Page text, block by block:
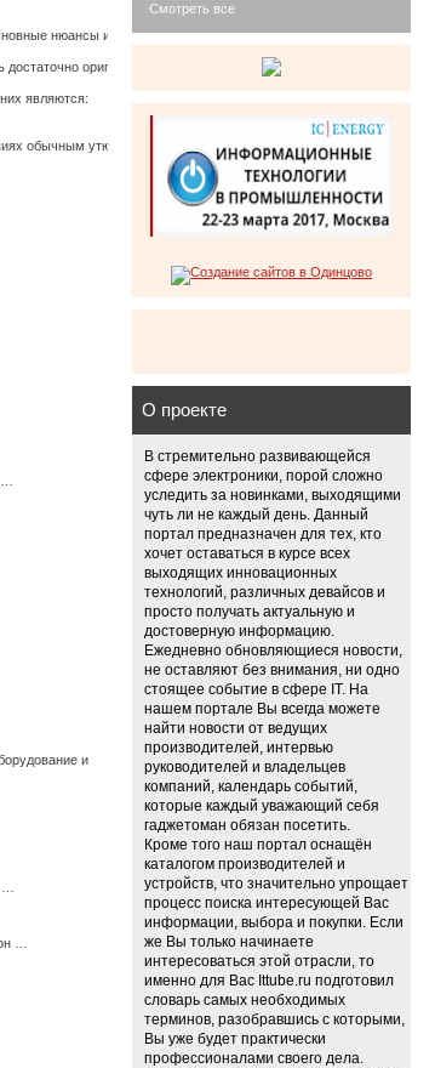
нюансы их использования, иначе по истечению времени
оригинальные ткани, изготовленные из крапивы,
являются:
обычным утюгом. …
и
…
Смотреть все
О проекте
В стремительно развивающейся
сфере электроники, порой сложно
уследить за новинками, выходящими
чуть ли не каждый день. Данный
портал предназначен для тех, кто
хочет оставаться в курсе всех
выходящих инновационных
технологий, различных девайсов и
просто получать актуальную и
достоверную информацию.
Ежедневно обновляющиеся новости,
не оставляют без внимания, ни одно
стоящее событие в сфере IT. На
нашем портале Вы всегда можете
найти новости от ведущих
производителей, интервью
руководителей и владельцев
компаний, календарь событий,
которые каждый уважающий себя
гаджетоман обязан посетить.
Кроме того наш портал оснащён
каталогом производителей и
устройств, что значительно упрощает
процесс поиска интересующей Вас
информации, выбора и покупки. Если
же Вы только начинаете
интересоваться этой отрасли, то
именно для Вас Ittube.ru подготовил
словарь самых необходимых
терминов, разобравшись с которыми,
Вы уже будет практически
профессионалами своего дела.